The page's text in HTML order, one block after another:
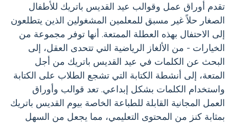
تقدم أوراق عمل وقوالب عيد القديس باتريك للأطفال
الصغار حلاً غير مسبق للمعلمين المشغولين الذين يتطلعون
إلى الاحتفال بهذه العطلة الممتعة. أنها توفر مجموعة من
الخيارات - من الألغاز الرياضية التي تتحدى العقل، إلى
البحث عن الكلمات في عيد القديس باتريك من أجل
المتعة، إلى أنشطة الكتابة التي تشجع الطلاب على الكتابة
واستخدام الكلمات بشكل إبداعي. تعد قوالب وأوراق
العمل المجانية القابلة للطباعة الخاصة بيوم القديس باتريك
بمثابة كنز من المحتوى التعليمي، مما يجعل من السهل